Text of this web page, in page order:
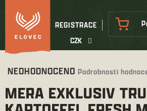
Přejít
na
obsah
CZK
REGISTRACE
Průměrné
produktu
je
NEOHODNOCENO Podrobnosti
MERA EXKLUSIV